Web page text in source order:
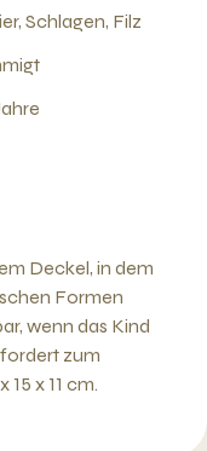
Schlagen, Filz
Deckel, in dem
Formen
wenn das Kind
zum
x 11 cm.